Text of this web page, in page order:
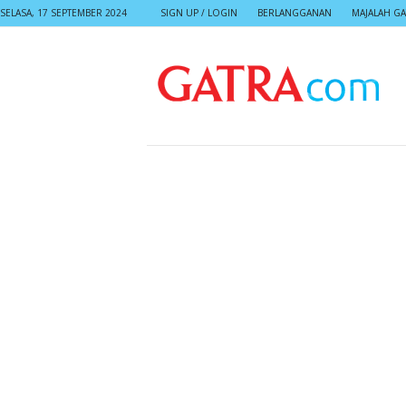
SELASA, 17 SEPTEMBER 2024 SIGN UP / LOGIN BERLANGGANAN MAJALAH